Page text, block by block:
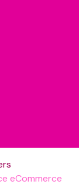
eCommerce